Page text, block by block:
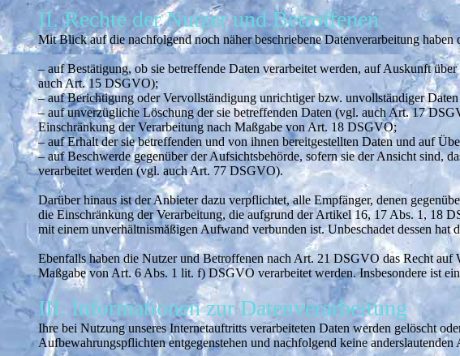
II. Rechte der Nutzer und Betroffenen
Mit Blick auf die nachfolgend noch näher beschriebene Datenverarbeitung
– auf Bestätigung, ob sie betreffende Daten verarbeitet werden, auf Auskunft
auch Art. 15 DSGVO);
– auf Berichtigung oder Vervollständigung unrichtiger bzw. unvollständiger
– auf unverzügliche Löschung der sie betreffenden Daten (vgl. auch Art. 17
Einschränkung der Verarbeitung nach Maßgabe von Art. 18 DSGVO;
– auf Erhalt der sie betreffenden und von ihnen bereitgestellten Daten und auf
– auf Beschwerde gegenüber der Aufsichtsbehörde, sofern sie der Ansicht sind,
verarbeitet werden (vgl. auch Art. 77 DSGVO).
Darüber hinaus ist der Anbieter dazu verpflichtet, alle Empfänger, denen
die Einschränkung der Verarbeitung, die aufgrund der Artikel 16, 17 Abs. 1, 18
mit einem unverhältnismäßigen Aufwand verbunden ist. Unbeschadet dessen
Ebenfalls haben die Nutzer und Betroffenen nach Art. 21 DSGVO das Recht
Maßgabe von Art. 6 Abs. 1 lit. f) DSGVO verarbeitet werden. Insbesondere ist
III. Informationen zur Datenverarbeitung
Ihre bei Nutzung unseres Internetauftritts verarbeiteten Daten werden gelöscht
Aufbewahrungspflichten entgegenstehen und nachfolgend keine